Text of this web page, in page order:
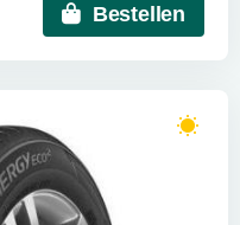
Bestellen